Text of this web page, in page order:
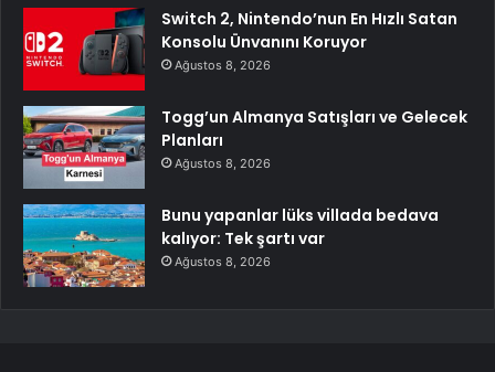
Switch 2, Nintendo’nun En Hızlı Satan
Konsolu Ünvanını Koruyor
Ağustos 8, 2026
Togg’un Almanya Satışları ve Gelecek
Planları
Ağustos 8, 2026
Bunu yapanlar lüks villada bedava
kalıyor: Tek şartı var
Ağustos 8, 2026